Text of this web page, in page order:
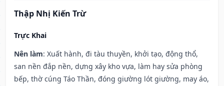
Thập Nhị Kiến Trừ
Trực Khai
Nên làm: Xuất hành, đi tàu thuyền, khởi tạo, động thổ,
san nền đắp nền, dựng xây kho vựa, làm hay sửa phòng
bếp, thờ cúng Táo Thần, đóng giường lót giường, may áo,